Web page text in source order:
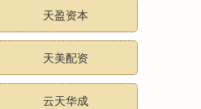
天盈资本
天美配资
云天华成